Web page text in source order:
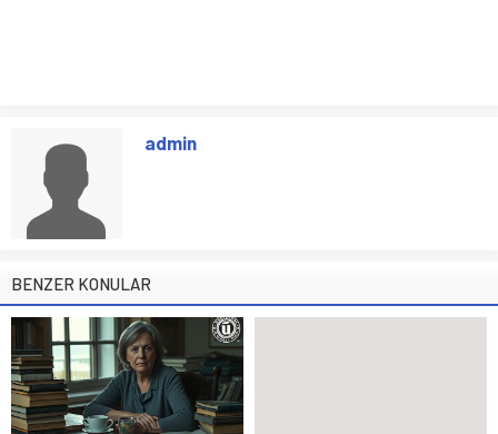
admin
BENZER KONULAR